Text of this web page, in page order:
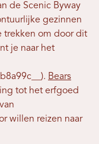
de Scenic Byway
gezinnen
trekken om door dit
je naar het
Bears
tot het erfgoed
willen reizen naar